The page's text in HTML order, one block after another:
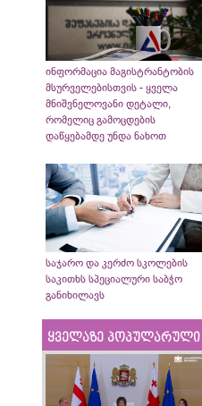
ინფორმაცია მაგისტრანტობის
მსურველებისთვის - ყველა
მნიშვნელოვანი დეტალი,
რომელიც გამოცდების
დაწყებამდე უნდა ნახოთ
საჯარო და კერძო სკოლების
საკითხს სპეციალური საბჭო
განიხილავს
ყველაზე პოპულარული